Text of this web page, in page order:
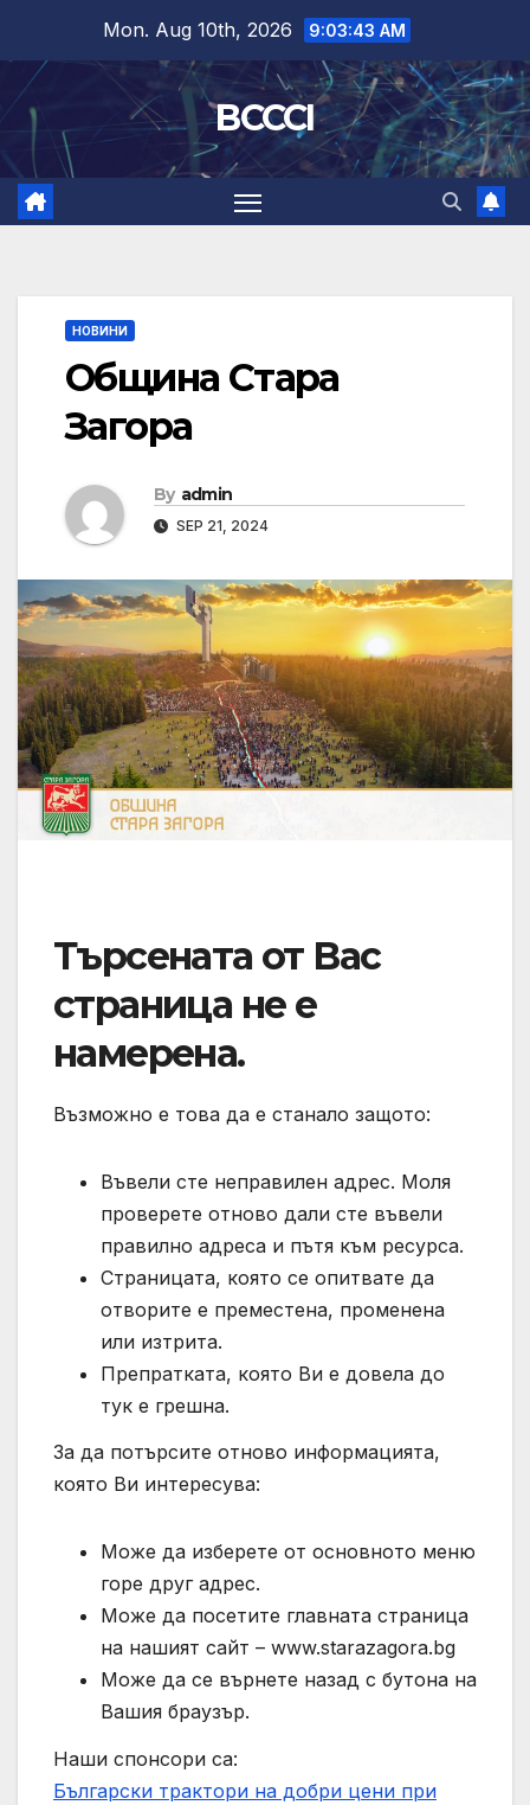
content
Mon. Aug 10th, 2026 9:03:43 AM
BCCCI
НОВИНИ
Община Стара
Загора
By admin
SEP 21, 2024
Търсената от Вас
страница не е
намерена.
Възможно е това да е станало защото:
Въвели сте неправилен адрес. Моля
проверете отново дали сте въвели
правилно адреса и пътя към ресурса.
Страницата, която се опитвате да
отворите е преместена, променена
или изтрита.
Препратката, която Ви е довела до
тук е грешна.
За да потърсите отново информацията,
която Ви интересува:
Може да изберете от основното меню
горе друг адрес.
Може да посетите главната страница
на нашият сайт – www.starazagora.bg
Може да се върнете назад с бутона на
Вашия браузър.
Наши спонсори са:
Български трактори на добри цени при